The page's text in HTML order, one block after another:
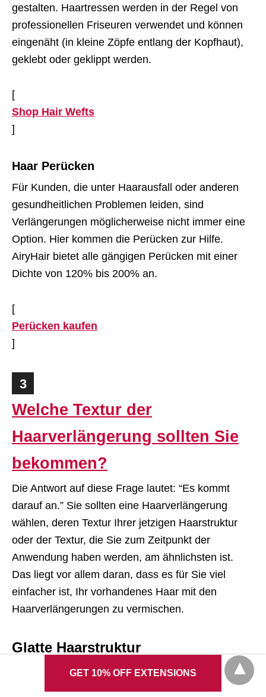
gestalten. Haartressen werden in der Regel von
professionellen Friseuren verwendet und können
eingenäht (in kleine Zöpfe entlang der Kopfhaut),
geklebt oder geklippt werden.
[
Shop Hair Wefts
]
Haar Perücken
Für Kunden, die unter Haarausfall oder anderen
gesundheitlichen Problemen leiden, sind
Verlängerungen möglicherweise nicht immer eine
Option. Hier kommen die Perücken zur Hilfe.
AiryHair bietet alle gängigen Perücken mit einer
Dichte von 120% bis 200% an.
[
Perücken kaufen
]
3
Welche Textur der
Haarverlängerung sollten Sie
bekommen?
Die Antwort auf diese Frage lautet: “Es kommt
darauf an.” Sie sollten eine Haarverlängerung
wählen, deren Textur Ihrer jetzigen Haarstruktur
oder der Textur, die Sie zum Zeitpunkt der
Anwendung haben werden, am ähnlichsten ist.
Das liegt vor allem daran, dass es für Sie viel
einfacher ist, Ihr vorhandenes Haar mit den
Haarverlängerungen zu vermischen.
Glatte Haarstruktur
Wenn Sie glattes Haar haben und es lieben, wie es
aussieht, wählen Sie eine glatte Haartextur! Wenn
GET 10% OFF EXTENSIONS